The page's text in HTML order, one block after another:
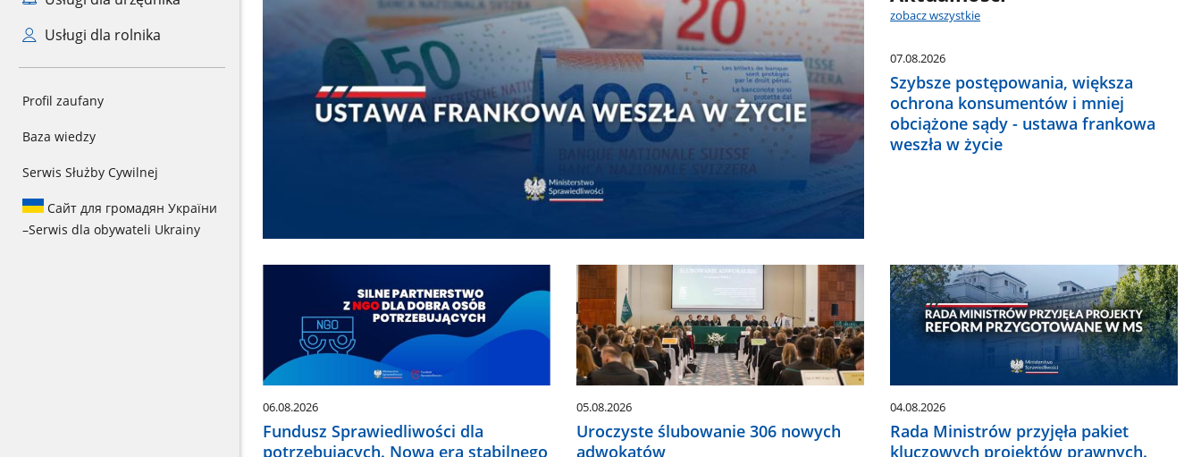
Usługi dla rolnika
Profil zaufany
Baza wiedzy
Serwis Służby Cywilnej
Сайт для громадян України
–Serwis dla obywateli Ukrainy
zobacz wszystkie
07.08.2026
Szybsze postępowania, większa
ochrona konsumentów i mniej
obciążone sądy - ustawa frankowa
weszła w życie
06.08.2026
Fundusz Sprawiedliwości dla
potrzebujących. Nowa era stabilnego
05.08.2026
Uroczyste ślubowanie 306 nowych
adwokatów
04.08.2026
Rada Ministrów przyjęła pakiet
kluczowych projektów prawnych.